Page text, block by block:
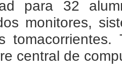
para 32
monitores,
tomacorrientes.
central de